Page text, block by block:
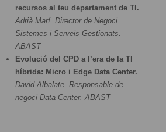
recursos al teu departament de TI.
Adrià Marí. Director de Negoci
Sistemes i Serveis Gestionats.
ABAST
Evolució del CPD a l’era de la TI
híbrida: Micro i Edge Data Center.
David Albalate. Responsable de
negoci Data Center. ABAST